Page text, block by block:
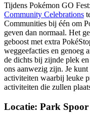
Tijdens Pokémon GO
Community Celebrations
Communities bij één om
geven dan normaal. Het
geboost met extra
weggeefacties en genoeg
de dichts bij zijnde plek
ons aanwezig zijn. Je
activiteiten waarbij leuke
activiteiten die zullen
Locatie: Park